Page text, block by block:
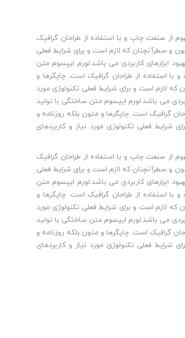
از صنعت چاپ و با استفاده از طراحان گرافیک
و سطرآنچنان که لازم است و برای شرایط فعلی
ابزارهای کاربردی می باشد.لورم ایپسوم متن
استفاده از طراحان گرافیک است. چاپگرها و
لازم است و برای شرایط فعلی تکنولوژی مورد
می باشد.لورم ایپسوم متن ساختگی با تولید
گرافیک است. چاپگرها و متون بلکه روزنامه و
فعلی تکنولوژی مورد نیاز و کاربردهای
از صنعت چاپ و با استفاده از طراحان گرافیک
و سطرآنچنان که لازم است و برای شرایط فعلی
ابزارهای کاربردی می باشد.لورم ایپسوم متن
استفاده از طراحان گرافیک است. چاپگرها و
لازم است و برای شرایط فعلی تکنولوژی مورد
می باشد.لورم ایپسوم متن ساختگی با تولید
گرافیک است. چاپگرها و متون بلکه روزنامه و
فعلی تکنولوژی مورد نیاز و کاربردهای